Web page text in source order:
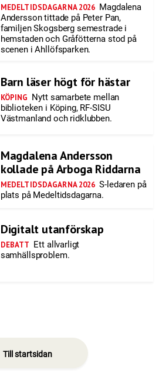
MEDELTIDSDAGARNA 2026 Magdalena
Andersson tittade på Peter Pan,
familjen Skogsberg semestrade i
hemstaden och Gråfötterna stod på
scenen i Ahllöfsparken.
Barn läser högt för hästar
KÖPING Nytt samarbete mellan
biblioteken i Köping, RF-SISU
Västmanland och ridklubben.
Magdalena Andersson
kollade på Arboga Riddarna
MEDELTIDSDAGARNA 2026 S-ledaren på
plats på Medeltidsdagarna.
Digitalt utanförskap
DEBATT Ett allvarligt
samhällsproblem.
Till startsidan